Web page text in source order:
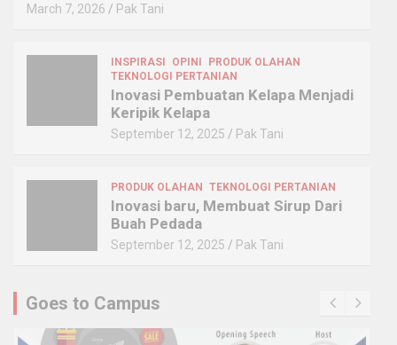
March 7, 2026 Pak Tani
INSPIRASI OPINI
PRODUK OLAHAN
TEKNOLOGI PERTANIAN
Inovasi Pembuatan Kelapa Menjadi
Keripik Kelapa
September 12, 2025 Pak Tani
PRODUK OLAHAN TEKNOLOGI PERTANIAN
Inovasi baru, Membuat Sirup Dari
Buah Pedada
September 12, 2025 Pak Tani
Goes to Campus